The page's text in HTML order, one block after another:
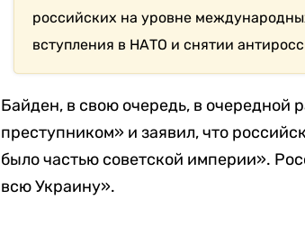
российских на уровне
вступления в НАТО и снятии
Байден, в свою очередь, в очередной
преступником» и заявил, что
было частью советской империи».
всю Украину».